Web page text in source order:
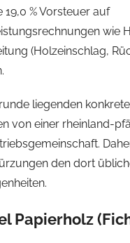
19,0 % Vorsteuer auf
wie
(Holzeinschlag,
liegenden
von einer rheinland-
den dort
Papierholz